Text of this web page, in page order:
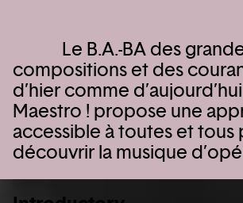
Le B.A.-BA des
compositions et des
d’hier comme
Maestro ! propose une
accessible à toutes et tous
découvrir la musique